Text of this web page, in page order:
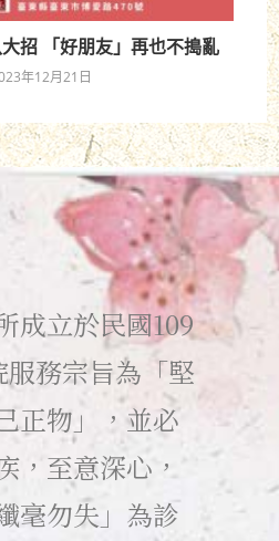
招 「好朋友」再也不搗亂
年12月21日
成立於民國109
務宗旨為「堅
正物」，並必
，至意深心，
毫勿失」為診